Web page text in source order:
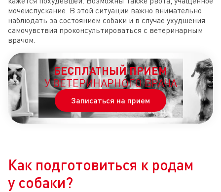
мочеиспускание. В этой ситуации важно внимательно
наблюдать за состоянием собаки и в случае ухудшения
самочувствия проконсультироваться с ветеринарным
врачом.
БЕСПЛАТНЫЙ ПРИЕМ
У ВЕТЕРИНАРНОГО ВРАЧА
Записаться на прием
Как подготовиться к родам
у собаки?